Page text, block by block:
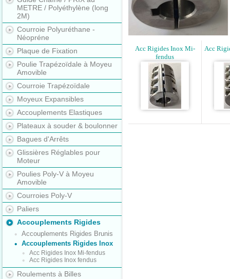
METRE / Polyéthylène (long
2M)
Courroie Polyuréthane -
Néopréne
Plaque de Fixation
Poulie Trapézoïdale à Moyeu
Amovible
Courroie Trapézoïdale
Moyeux Expansibles
Accouplements Elastiques
Plateaux à souder & boulonner
Bagues d'Arrêts
Glissières Réglables pour
Moteur
Poulies Poly-V à Moyeu
Amovible
Courroies Poly-V
Paliers
Accouplements Rigides
Accouplements Rigides Brunis
Accouplements Rigides Inox
Acc Rigides Inox Mi-fendus
Acc Rigides Inox fendus
Roulements à Billes
Acc Rigides Inox Mi-
fendus
Acc